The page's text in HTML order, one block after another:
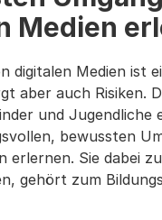
Medien
digitalen Medien ist
aber auch Risiken.
und Jugendliche
bewussten
erlernen. Sie dabei
gehört zum